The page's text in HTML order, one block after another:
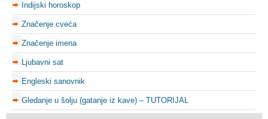
Indijski horoskop
Značenje cveća
Značenje imena
Ljubavni sat
Engleski sanovnik
Gledanje u šolju (gatanje iz kave) – TUTORIJAL